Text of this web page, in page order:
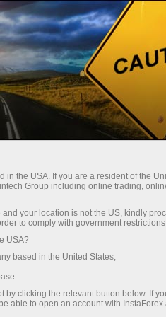
वास्तविक
स्प्रेड्स और
ट्रेडिंग के लिए
in the USA. If you are a resident of the
Group including online trading,
your location is not the US, kindly
to comply with government
USA?
based in the United States;
by clicking the relevant button below. If
able to open an account with InstaForex